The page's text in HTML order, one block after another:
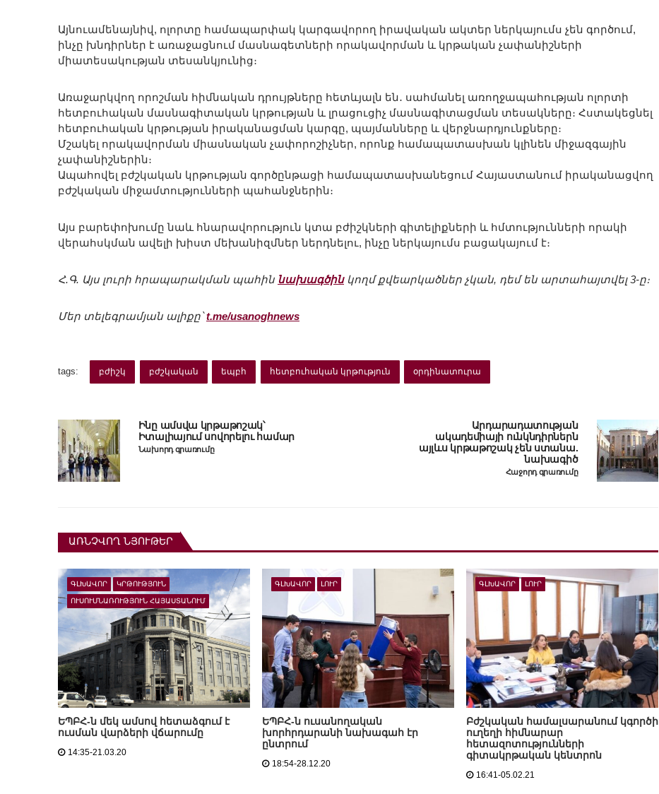
Այնուամենայնիվ, ոլորտը համապարփակ կարգավորող իրավական ակտեր ներկայումս չեն գործում,
ինչը խնդիրներ է առաջացնում մասնագետների որակավորման և կրթական չափանիշների
միատեսակության տեսանկյունից։
Առաջարկվող որոշման հիմնական դրույթները հետևյալն են․ սահմանել առողջապահության ոլորտի
հետբուհական մասնագիտական կրթության և լրացուցիչ մասնագիտացման տեսակները։ Հստակեցնել
հետբուհական կրթության իրականացման կարգը, պայմանները և վերջնարդյունքները։
Մշակել որակավորման միասնական չափորոշիչներ, որոնք համապատասխան կլինեն միջազգային
չափանիշներին։
Ապահովել բժշկական կրթության գործընթացի համապատասխանեցում Հայաստանում իրականացվող
բժշկական միջամտությունների պահանջներին։
Այս բարեփոխումը նաև հնարավորություն կտա բժիշկների գիտելիքների և հմտությունների որակի
վերահսկման ավելի խիստ մեխանիզմներ ներդնելու, ինչը ներկայումս բացակայում է։
Հ.Գ. Այս լուրի հրապարակման պահին նախագծինկողմ քվեարկածներ չկան, դեմ են արտահայտվել 3-ը։
Մեր տելեգրամյան ալիքը՝t.me/usanoghnews
tags: բժիշկ բժշկական եպբհ հետբուհական կրթություն օրդինատուրա
Ինը ամսվա կրթաթոշակ՝
Իտալիայում սովորելու համար
Նախորդ գրառումը
Արդարադատության
ակադեմիայի ունկնդիրներն
այլևս կրթաթոշակ չեն ստանա.
նախագիծ
Հաջորդ գրառումը
ԱՌՆՉՎՈՂ ՆՅՈՒԹԵՐ
ԳԼԽԱՎՈՐ ԿՐԹՈՒԹՅՈՒՆ
ՈՒՍՈՒՄՆԱՌՈՒԹՅՈՒՆ ՀԱՅԱՍՏԱՆՈՒՄ
ԵՊԲՀ-ն մեկ ամսով հետաձգում է
ուսման վարձերի վճարումը
14:35-21.03.20
ԳԼԽԱՎՈՐ ԼՈՒՐ
ԵՊԲՀ-ն ուսանողական
խորհրդարանի նախագահ էր
ընտրում
18:54-28.12.20
ԳԼԽԱՎՈՐ ԼՈՒՐ
Բժշկական համալսարանում կգործի
ուղեղի հիմնարար
հետազոտությունների
գիտակրթական կենտրոն
16:41-05.02.21